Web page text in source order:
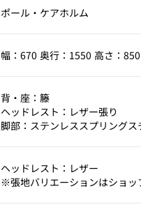
ポール・ケアホルム
幅：670 奥行：1550 高さ：
背・座：籐
ヘッドレスト：レザー張り
脚部：ステンレススプリングス
ヘッドレスト：レザー
※張地バリエーションはショッ